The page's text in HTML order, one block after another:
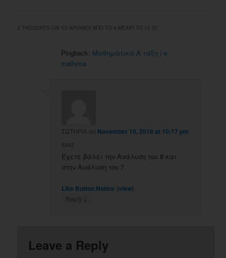
2 THOUGHTS ON “ΟΙ ΑΡΙΘΜΟΊ ΑΠΌ ΤΟ 6 ΜΈΧΡΙ ΤΟ 10 (Ι) ”
Pingback: Μαθηματικά Α τάξη | e-
mathima
ΣΩΤΗΡΙΑ on November 10, 2018 at 10:17 pm
said:
Έχετε βάλει την Ανάλυση του 8 και
στην Ανάλυση του 7.
Like Button Notice (view)
Reply
Leave a Reply